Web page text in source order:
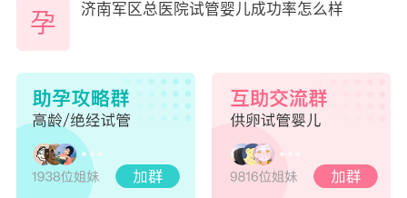
孕 济南军区总医院试管婴儿成功率怎么样